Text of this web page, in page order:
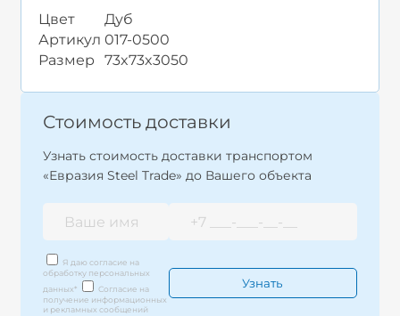
Цвет
Дуб
Артикул 017-0500
Размер
73x73x3050
Стоимость доставки
Узнать стоимость доставки транспортом
«Евразия Steel Trade» до Вашего объекта
Я даю согласие на
обработку персональных
данных*
Согласие на
получение информационных
и рекламных сообщений